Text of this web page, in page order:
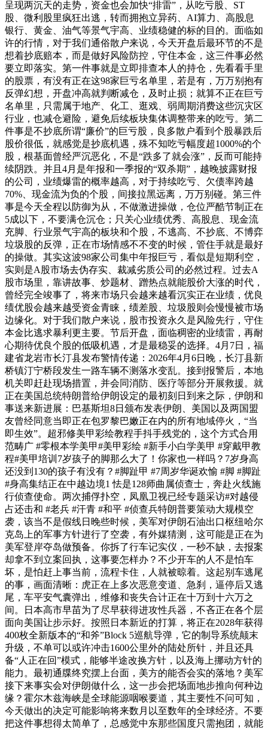
呈现两沉天的走势，资金也会加快“排雷”，从吃亏股、ST
股、微利股里疯狂出逃，转而拥抱立异药、AI算力、高股息
银行、黄金、油气等景气宇高、业绩稳健的标的目的。面临如
许的行情，对于我们通俗散户来说，今天开盘后最环节的不是
想着抄底赔本，而是做好风险防控，守住本金，这三件事必然
要立即落实。第一件事就是立即排查本人的持仓，先看看手里
的股票，有没有正在这98家巨亏名单里，若是有，万万别抱有
反弹幻想，开盘冲高就判断减仓，及时止损；就算不正在巨亏
名单里，只需属于地产、化工、逛戏、弱周期消费这些沉灾区
行业，也减仓避险，避免后续板块集体调整带来的吃亏。第二
件事是不抄底所谓“廉价”的巨亏股，良多散户看到个股暴跌后
股价很低，就感觉是抄底机遇，殊不知吃亏幅度超1000%的个
股，根基面曾经严沉恶化，不是“跌多了就会涨”，反而可能持
续阴跌。并且4月是年报和一季报的“双杀期”，越晚披露财报
的公司，业绩爆雷的概率越高，对于持续吃亏、欠债率跨越
70%、现金流为负的个股，间接拉黑远离，万万别碰。第三件
事是今天全程以防御为从，不做激进操做，仓位严酷节制正在
5成以下，不要满仓沉仓；只关心业绩优秀、高股息、现金流
充脚、行业景气宇高的板块和个股，不逃高、不抄底、不博弈
垃圾股的反弹，正在市场情感不不变的时候，管住手就是最好
的操做。其实这波98家公司集中年报巨亏，看似是短期利空，
实则是A股市场去伪存实、裁减劣质公司的必然过程。过去A
股市场里，靠讲故事、炒题材、蹭热点就能股价大涨的时代，
曾经完全竣事了，将来市场只会越来越看沉实正在业绩，优良
绩优股会越来越受资金青睐，绩差股、垃圾股则会慢慢被市场
边缘化。对于我们散户来说，股市投资永久是风险先行，守住
本金比逃求暴利更主要。节后开盘，面临稠密的业绩雷，再耐
心期待优良个股的低吸机遇，才是最稳妥的选择。4月7日，福
建省龙岩市长汀县发布警情传递：2026年4月6日晚，长汀县新
桥镇汀宁桥段发生一路车辆不测落水变乱。接到报警后，本地
机关即赶赴现场措置，并会同消防、医疗等部分开展救援。就
正在美国总统特朗普给伊朗设定的最初刻日到来之际，伊朗和
事送来新进展：巴基斯坦8日颁布发表伊朗、美国以及两国盟
友曾经同意当即正在包罗黎巴嫩正在内的所有地域停火，“当
即生效”。超邪修美甲彩绘教程手抖手残党的，这个方式合用
范畴广 #零根本学美甲#美甲彩绘 #新手小白学美甲 #穿戴甲教
程#美甲培训7岁孩子的脚那么大了！你家也一样吗？7岁身高
还没到130的孩子有没有？#脚趾甲 #7周岁华诞欢愉 #脚 #脚趾
#身高集结正在中越边境1 怯是128师曲属侦查士，奔赴火线施
行侦查使命。两次捕俘扑空，凤凰卫视已经专题采访#对越侵
占还击和 #老兵 #汗青 #和平 #侦查兵特朗普要策动大规模空
袭，该当不是假线日晚些时候，美军对伊朗石油出口枢纽哈尔
克岛上的军事方针进行了空袭，有外媒猜测，这可能是正在为
美军登岸夺岛做预备。你拆了行车记实仪，一秒不缺，去报案
却拿不到立案回执，这事要怎样办？不少开车的人不是怕车
坏，是怕赶上事当前，流程卡住，人就被晾着。这起别车逃尾
的事，画面清晰：虎正在上多次恶意变道、急刹，逼停后又逃
尾，车平安气囊弹出，维修和丧失合计正在十万到十六万之
间。日本高市早苗为了尽早获得进攻性兵器，不吝正在各个层
面向美国让步示好。按照日本新近的打算，将正在2028年获得
400枚全新版本的“和斧”Block 5巡航导弹，它的制导系统颠末
升级，不单可以或许冲击1600公里外的陆处所针，并且还具
备“人正在回”模式，能够半途改换方针，以及海上挪动方针的
能力。最初通牒终究摆上台面，美方的能否会实的落地？美军
接下来事实会对伊朗做什么，这一步会把场面地步推向何种边
缘？霍尔木兹海峡是全球能源咽喉要道，其主要性不问可知，
今天做出的决定可能影响将来数月以至数年的全球经济。不要
把这件事想得太简单了，总感觉中东那些国度只需抱团，就能